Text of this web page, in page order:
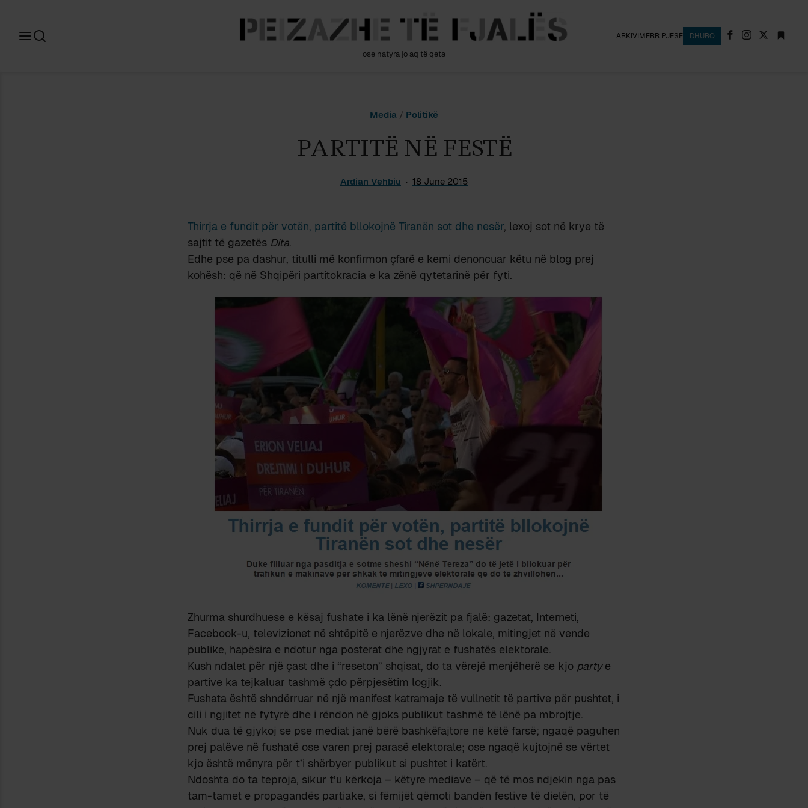
ose natyra jo aq të qeta
ARKIVIMERR PJESË DHURO
Media / Politikë
PARTITË NË FESTË
Ardian Vehbiu 18 June 2015
Thirrja e fundit për votën, partitë bllokojnë Tiranën sot dhe nesër, lexoj sot në krye të
sajtit të gazetës Dita.
Edhe pse pa dashur, titulli më konfirmon çfarë e kemi denoncuar këtu në blog prej
kohësh: që në Shqipëri partitokracia e ka zënë qytetarinë për fyti.
Zhurma shurdhuese e kësaj fushate i ka lënë njerëzit pa fjalë: gazetat, Interneti,
Facebook-u, televizionet në shtëpitë e njerëzve dhe në lokale, mitingjet në vende
publike, hapësira e ndotur nga posterat dhe ngjyrat e fushatës elektorale.
Kush ndalet për një çast dhe i “reseton” shqisat, do ta vërejë menjëherë se kjo partye
partive ka tejkaluar tashmë çdo përpjesëtim logjik.
Fushata është shndërruar në një manifest katramaje të vullnetit të partive për pushtet, i
cili i ngjitet në fytyrë dhe i rëndon në gjoks publikut tashmë të lënë pa mbrojtje.
Nuk dua të gjykoj se pse mediat janë bërë bashkëfajtore në këtë farsë; ngaqë paguhen
prej palëve në fushatë ose varen prej parasë elektorale; ose ngaqë kujtojnë se vërtet
kjo është mënyra për t’i shërbyer publikut si pushtet i katërt.
Ndoshta do ta teproja, sikur t’u kërkoja – këtyre mediave – që të mos ndjekin nga pas
tam-tamet e propagandës partiake, si fëmijët qëmoti bandën festive të dielën, por të